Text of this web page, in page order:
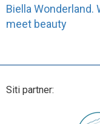
Biella
meet beauty
Siti partner: